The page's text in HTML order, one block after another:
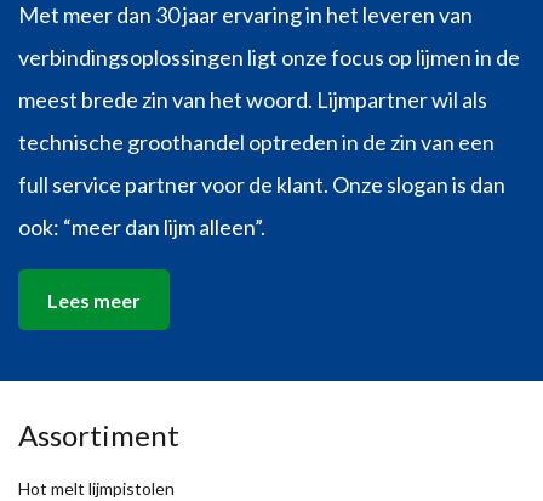
Met meer dan 30 jaar ervaring in het leveren van
verbindingsoplossingen ligt onze focus op lijmen in de
meest brede zin van het woord. Lijmpartner wil als
technische groothandel optreden in de zin van een
full service partner voor de klant. Onze slogan is dan
ook: “meer dan lijm alleen”.
Lees meer
Assortiment
Hot melt lijmpistolen